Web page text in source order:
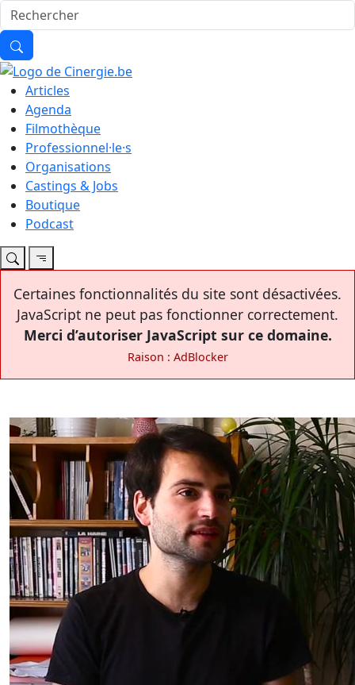
Articles
Agenda
Filmothèque
Professionnel·le·s
Organisations
Castings & Jobs
Boutique
Podcast
Certaines fonctionnalités du site sont désactivées.
JavaScript ne peut pas fonctionner correctement.
Merci d’autoriser JavaScript sur ce domaine.
Raison : AdBlocker